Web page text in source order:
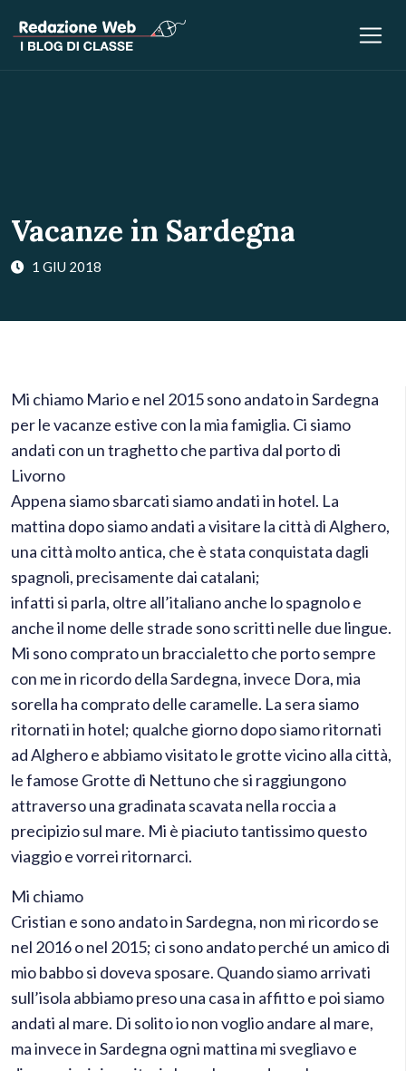
Vacanze in Sardegna
1 GIU 2018
Mi chiamo Mario e nel 2015 sono andato in Sardegna
per le vacanze estive con la mia famiglia. Ci siamo
andati con un traghetto che partiva dal porto di
Livorno
Appena siamo sbarcati siamo andati in hotel. La
mattina dopo siamo andati a visitare la città di Alghero,
una città molto antica, che è stata conquistata dagli
spagnoli, precisamente dai catalani;
infatti si parla, oltre all’italiano anche lo spagnolo e
anche il nome delle strade sono scritti nelle due lingue.
Mi sono comprato un braccialetto che porto sempre
con me in ricordo della Sardegna, invece Dora, mia
sorella ha comprato delle caramelle. La sera siamo
ritornati in hotel; qualche giorno dopo siamo ritornati
ad Alghero e abbiamo visitato le grotte vicino alla città,
le famose Grotte di Nettuno che si raggiungono
attraverso una gradinata scavata nella roccia a
precipizio sul mare. Mi è piaciuto tantissimo questo
viaggio e vorrei ritornarci.
Mi chiamo
Cristian e sono andato in Sardegna, non mi ricordo se
nel 2016 o nel 2015; ci sono andato perché un amico di
mio babbo si doveva sposare. Quando siamo arrivati
sull’isola abbiamo preso una casa in affitto e poi siamo
andati al mare. Di solito io non voglio andare al mare,
ma invece in Sardegna ogni mattina mi svegliavo e